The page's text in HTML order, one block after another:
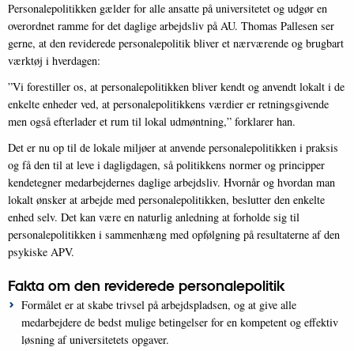
Personalepolitikken gælder for alle ansatte på universitetet og udgør en
overordnet ramme for det daglige arbejdsliv på AU. Thomas Pallesen ser
gerne, at den reviderede personalepolitik bliver et nærværende og brugbart
værktøj i hverdagen:
”Vi forestiller os, at personalepolitikken bliver kendt og anvendt lokalt i de
enkelte enheder ved, at personalepolitikkens værdier er retningsgivende
men også efterlader et rum til lokal udmøntning,” forklarer han.
Det er nu op til de lokale miljøer at anvende personalepolitikken i praksis
og få den til at leve i dagligdagen, så politikkens normer og principper
kendetegner medarbejdernes daglige arbejdsliv. Hvornår og hvordan man
lokalt ønsker at arbejde med personalepolitikken, beslutter den enkelte
enhed selv. Det kan være en naturlig anledning at forholde sig til
personalepolitikken i sammenhæng med opfølgning på resultaterne af den
psykiske APV.
Fakta om den reviderede personalepolitik
Formålet er at skabe trivsel på arbejdspladsen, og at give alle
medarbejdere de bedst mulige betingelser for en kompetent og effektiv
løsning af universitetets opgaver.